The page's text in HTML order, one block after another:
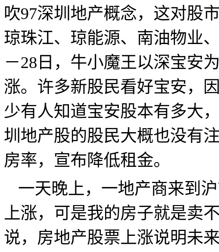
吹97深圳地产概念，这对股
琼珠江、琼能源、南油物业
－28 日，牛小魔王以深宝安
涨。许多新股民看好宝安，
少有人知道宝安股本有多大
圳地产股的股民大概也没有
房率，宣布降低租金。
一天晚上， 一地产商来到沪
上涨，可是我的房子就是卖
说，房地产股票上涨说明未